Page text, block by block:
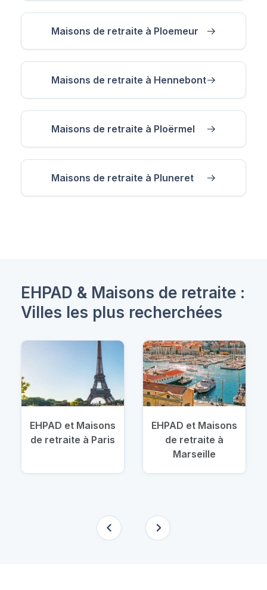
Maisons de retraite à Ploemeur
Maisons de retraite à Hennebont
Maisons de retraite à Ploërmel
Maisons de retraite à Pluneret
EHPAD & Maisons de retraite :
Villes les plus recherchées
EHPAD et Maisons
de retraite à Paris
EHPAD et Maisons
de retraite à
Marseille